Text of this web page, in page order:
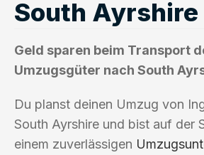
South Ayrshire
Geld sparen beim Transport
Umzugsgüter nach South
Du planst deinen Umzug von
South Ayrshire und bist auf der
einem zuverlässigen